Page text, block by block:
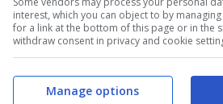
interest, which you can object to by
for a link at the bottom of this page or in the
withdraw consent in privacy and cookie
Manage options